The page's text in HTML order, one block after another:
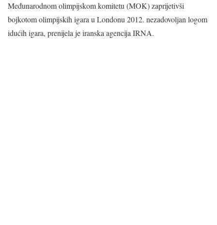
Međunarodnom olimpijskom komitetu (MOK) zaprijetivši
bojkotom olimpijskih igara u Londonu 2012. nezadovoljan logom
idućih igara, prenijela je iranska agencija IRNA.